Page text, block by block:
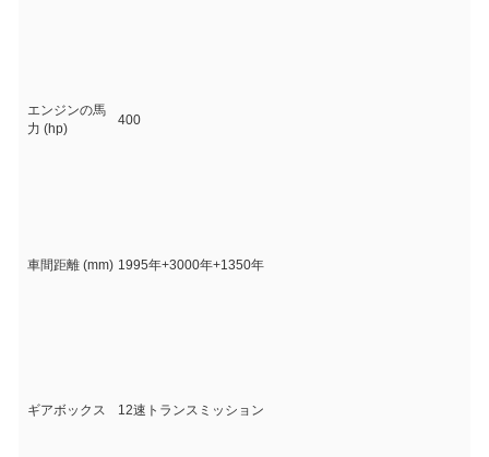
エンジンの馬
力 (hp)
400
車間距離 (mm) 1995年+3000年+1350年
ギアボックス 12速トランスミッション